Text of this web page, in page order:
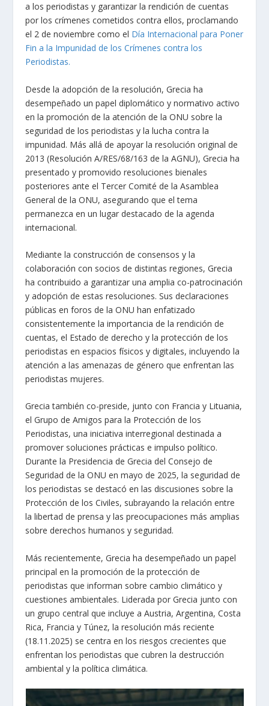
a los periodistas y garantizar la rendición de cuentas
por los crímenes cometidos contra ellos, proclamando
el 2 de noviembre como el Día Internacional para Poner
Fin a la Impunidad de los Crímenes contra los
Periodistas.
Desde la adopción de la resolución, Grecia ha
desempeñado un papel diplomático y normativo activo
en la promoción de la atención de la ONU sobre la
seguridad de los periodistas y la lucha contra la
impunidad. Más allá de apoyar la resolución original de
2013 (Resolución A/RES/68/163 de la AGNU), Grecia ha
presentado y promovido resoluciones bienales
posteriores ante el Tercer Comité de la Asamblea
General de la ONU, asegurando que el tema
permanezca en un lugar destacado de la agenda
internacional.
Mediante la construcción de consensos y la
colaboración con socios de distintas regiones, Grecia
ha contribuido a garantizar una amplia co-patrocinación
y adopción de estas resoluciones. Sus declaraciones
públicas en foros de la ONU han enfatizado
consistentemente la importancia de la rendición de
cuentas, el Estado de derecho y la protección de los
periodistas en espacios físicos y digitales, incluyendo la
atención a las amenazas de género que enfrentan las
periodistas mujeres.
Grecia también co-preside, junto con Francia y Lituania,
el Grupo de Amigos para la Protección de los
Periodistas, una iniciativa interregional destinada a
promover soluciones prácticas e impulso político.
Durante la Presidencia de Grecia del Consejo de
Seguridad de la ONU en mayo de 2025, la seguridad de
los periodistas se destacó en las discusiones sobre la
Protección de los Civiles, subrayando la relación entre
la libertad de prensa y las preocupaciones más amplias
sobre derechos humanos y seguridad.
Más recientemente, Grecia ha desempeñado un papel
principal en la promoción de la protección de
periodistas que informan sobre cambio climático y
cuestiones ambientales. Liderada por Grecia junto con
un grupo central que incluye a Austria, Argentina, Costa
Rica, Francia y Túnez, la resolución más reciente
(18.11.2025) se centra en los riesgos crecientes que
enfrentan los periodistas que cubren la destrucción
ambiental y la política climática.